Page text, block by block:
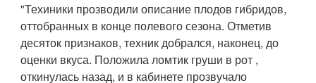
"Техиники прозводили описание плодов гибридов,
оттобранных в конце полевого сезона. Отметив
десяток признаков, техник добрался, наконец, до
оценки вкуса. Положила ломтик груши в рот ,
откинулась назад, и в кабинете прозвучало